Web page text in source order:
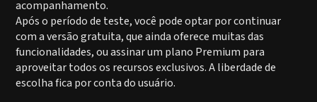
acompanhamento.
Após o período de teste, você pode optar por continuar
com a versão gratuita, que ainda oferece muitas das
funcionalidades, ou assinar um plano Premium para
aproveitar todos os recursos exclusivos. A liberdade de
escolha fica por conta do usuário.